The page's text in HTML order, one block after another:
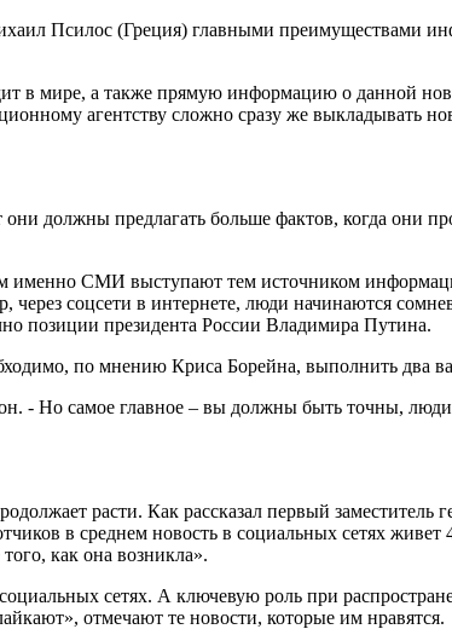
Псилос (Греция) главными преимуществами
в мире, а также прямую информацию о данной
агентству сложно сразу же выкладывать
должны предлагать больше фактов, когда они
СМИ выступают тем источником
соцсети в интернете, люди начинаются
позиции президента России Владимира Путина.
по мнению Криса Борейна, выполнить два
- Но самое главное – вы должны быть точны,
расти. Как рассказал первый заместитель
в среднем новость в социальных сетях живет
как она возникла».
сетях. А ключевую роль при
отмечают те новости, которые им нравятся.